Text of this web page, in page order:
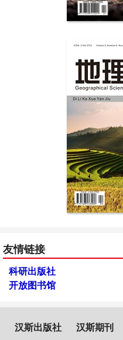
友情链接
科研出版社
开放图书馆
汉斯出版社 汉斯期刊